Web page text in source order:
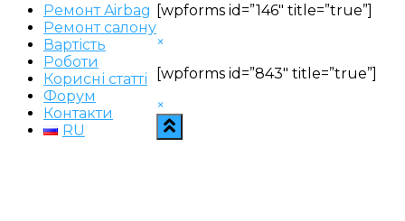
Ремонт Airbag
Ремонт салону
Вартість
Роботи
Корисні статті
Форум
Контакти
RU
[wpforms id=”146″ title=”true”]
×
[wpforms id=”843″ title=”true”]
×